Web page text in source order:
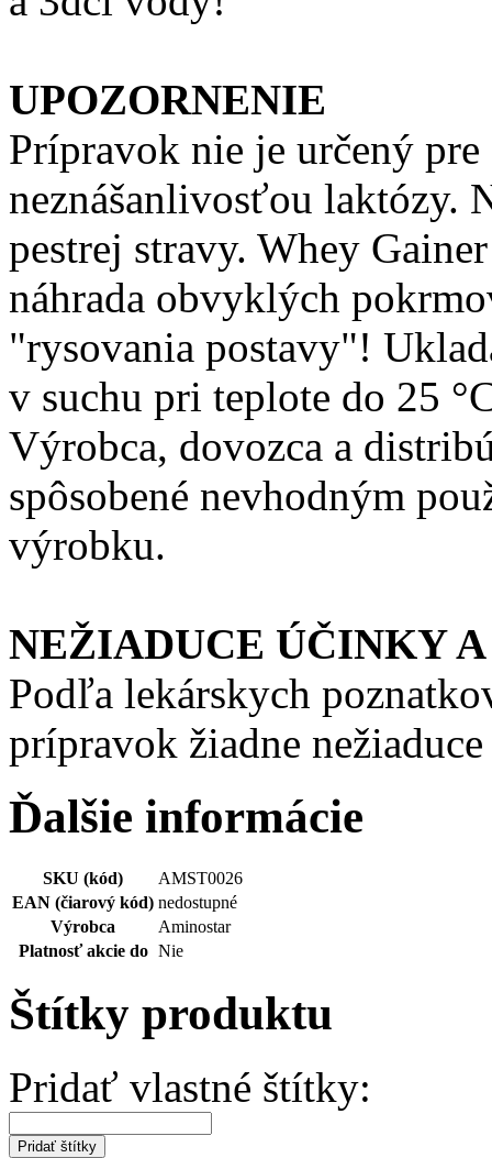
UPOZORNENIE
Prípravok nie je určený
neznášanlivosťou laktózy.
pestrej stravy. Whey
náhrada obvyklých
"rysovania postavy"!
v suchu pri teplote do 25
Výrobca, dovozca a
spôsobené nevhodným
výrobku.
NEŽIADUCE ÚČINKY
Podľa lekárskych
prípravok žiadne
Ďalšie informácie
SKU (kód)
AMST0026
EAN (čiarový kód) nedostupné
Výrobca
Aminostar
Platnosť akcie do Nie
Štítky produktu
Pridať vlastné štítky:
Pridať štítky